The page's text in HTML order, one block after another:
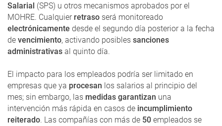
Salarial (SPS) u otros mecanismos aprobados por el
MOHRE. Cualquierretraso será monitoreado
electrónicamente desde el segundo día posterior a la fecha
de vencimiento, activando posibles sanciones
administrativas al quinto día.
El impacto para los empleados podría ser limitado en
empresas que ya procesan los salarios al principio del
mes; sin embargo, las medidas garantizan una
intervención más rápida en casos de incumplimiento
reiterado. Las compañías con más de 50 empleados se